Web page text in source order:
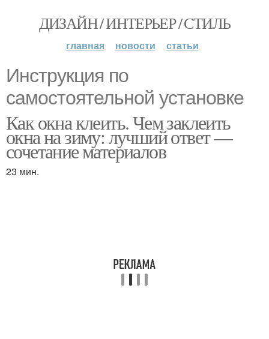
ДИЗАЙН / ИНТЕРЬЕР / СТИЛЬ
главная новости статьи
Инструкция по
самостоятельной установке
Как окна клеить. Чем заклеить
окна на зиму: лучший ответ —
сочетание материалов
23 мин.